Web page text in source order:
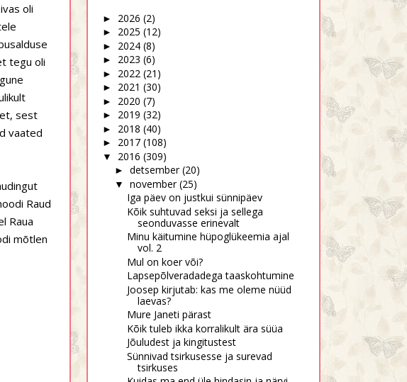
oli
tegu oli
sest
vaated
Raud
Raua
mõtlen
► 2026 (2)
► 2025 (12)
► 2024 (8)
► 2023 (6)
► 2022 (21)
► 2021 (30)
► 2020 (7)
► 2019 (32)
► 2018 (40)
► 2017 (108)
▼ 2016 (309)
► detsember (20)
▼ november (25)
Iga päev on justkui sünnipäev
Kõik suhtuvad seksi ja sellega
seonduvasse erinevalt
Minu käitumine hüpoglükeemia ajal
vol. 2
Mul on koer või?
Lapsepõlveradadega taaskohtumine
Joosep kirjutab: kas me oleme nüüd
laevas?
Mure Janeti pärast
Kõik tuleb ikka korralikult ära süüa
Jõuludest ja kingitustest
Sünnivad tsirkusesse ja surevad
tsirkuses